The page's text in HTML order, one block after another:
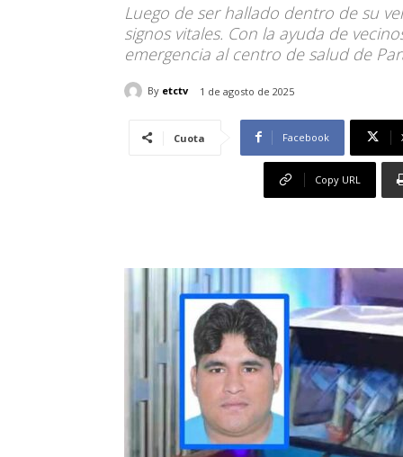
Luego de ser hallado dentro de su
signos vitales. Con la ayuda de
emergencia al centro de salud de
By etctv 1 de agosto de 2025
Cuota Facebook
Copy URL